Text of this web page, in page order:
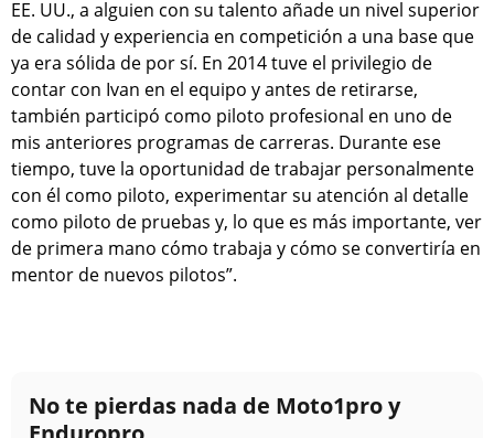
EE. UU., a alguien con su talento añade un nivel superior
de calidad y experiencia en competición a una base que
ya era sólida de por sí. En 2014 tuve el privilegio de
contar con Ivan en el equipo y antes de retirarse,
también participó como piloto profesional en uno de
mis anteriores programas de carreras. Durante ese
tiempo, tuve la oportunidad de trabajar personalmente
con él como piloto, experimentar su atención al detalle
como piloto de pruebas y, lo que es más importante, ver
de primera mano cómo trabaja y cómo se convertiría en
mentor de nuevos pilotos”.
No te pierdas nada de Moto1pro y